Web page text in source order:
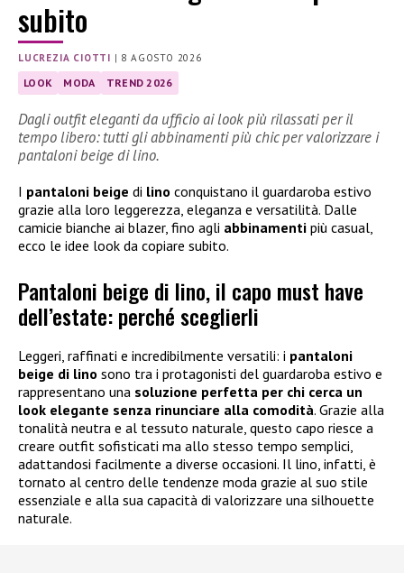
subito
LUCREZIA CIOTTI | 8 AGOSTO 2026
LOOK MODA TREND 2026
Dagli outfit eleganti da ufficio ai look più rilassati per il
tempo libero: tutti gli abbinamenti più chic per valorizzare i
pantaloni beige di lino.
I pantaloni beige di lino conquistano il guardaroba estivo
grazie alla loro leggerezza, eleganza e versatilità. Dalle
camicie bianche ai blazer, fino agli abbinamenti più casual,
ecco le idee look da copiare subito.
Pantaloni beige di lino, il capo must have
dell’estate: perché sceglierli
Leggeri, raffinati e incredibilmente versatili: i pantaloni
beige di lino sono tra i protagonisti del guardaroba estivo e
rappresentano una soluzione perfetta per chi cerca un
look elegante senza rinunciare alla comodità. Grazie alla
tonalità neutra e al tessuto naturale, questo capo riesce a
creare outfit sofisticati ma allo stesso tempo semplici,
adattandosi facilmente a diverse occasioni. Il lino, infatti, è
tornato al centro delle tendenze moda grazie al suo stile
essenziale e alla sua capacità di valorizzare una silhouette
naturale.